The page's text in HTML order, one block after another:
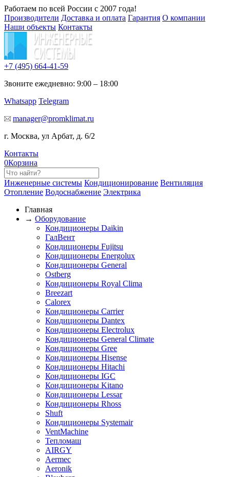
Работаем по всей России с 2007 года!
Производители Доставка и оплата Гарантия О компании
Наши объекты Контакты
+7 (495) 664-41-59
Звоните ежедневно: 9:00 – 18:00
Whatsapp Telegram
manager@promklimat.ru
г. Москва, ул Арбат, д. 6/2
Контакты
0Корзина
Инженерные системы Кондиционирование Вентиляция
Отопление Водоснабжение Электрика
Главная
→ Оборудование
Кондиционеры Daikin
ГалВент
Кондиционеры Fujitsu
Кондиционеры Energolux
Кондиционеры General
Ostberg
Кондиционеры Royal Clima
Breezart
Calorex
Кондиционеры Carrier
Кондиционеры Dantex
Кондиционеры Electrolux
Кондиционеры General Climate
Кондиционеры Gree
Кондиционеры Hisense
Кондиционеры Hitachi
Кондиционеры IGC
Кондиционеры Kitano
Кондиционеры Lessar
Кондиционеры Rhoss
Shuft
Кондиционеры Systemair
VentMachine
Тепломаш
AIRGY
Aermec
Aeronik